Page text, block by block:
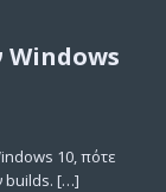
Windows
10, πότε
builds. […]